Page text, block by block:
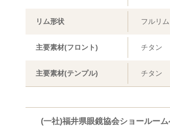
リム形状 フルリム
主要素材(フロント) チタン
主要素材(テンプル) チタン
(一社)福井県眼鏡協会ショールー